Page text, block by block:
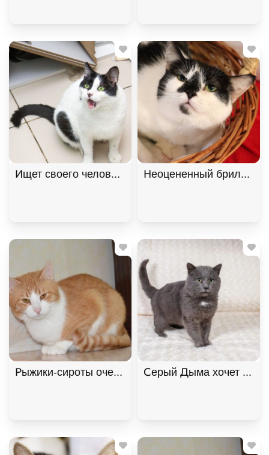
Ищет своего человека кот Снежок!, Черный с
Неоцененный
Рыжики-сироты очень хотят домой! В дар!,
Серый Дыма хочет